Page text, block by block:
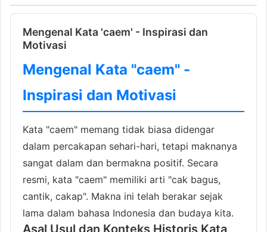
Mengenal Kata 'caem' - Inspirasi dan
Motivasi
Mengenal Kata "caem" -
Inspirasi dan Motivasi
Kata "caem" memang tidak biasa didengar
dalam percakapan sehari-hari, tetapi maknanya
sangat dalam dan bermakna positif. Secara
resmi, kata "caem" memiliki arti "cak bagus,
cantik, cakap". Makna ini telah berakar sejak
lama dalam bahasa Indonesia dan budaya kita.
Asal Usul dan Konteks Historis Kata